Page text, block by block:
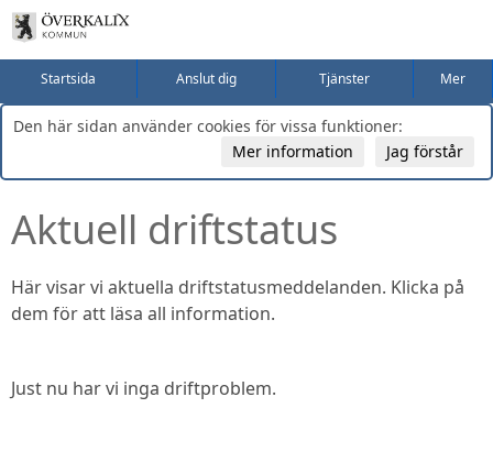
Startsida Anslut dig Tjänster Mer
Den här sidan använder cookies för vissa funktioner:
Jag förstår
Mer information
Aktuell driftstatus
Här visar vi aktuella driftstatusmeddelanden. Klicka på
dem för att läsa all information.
Just nu har vi inga driftproblem.